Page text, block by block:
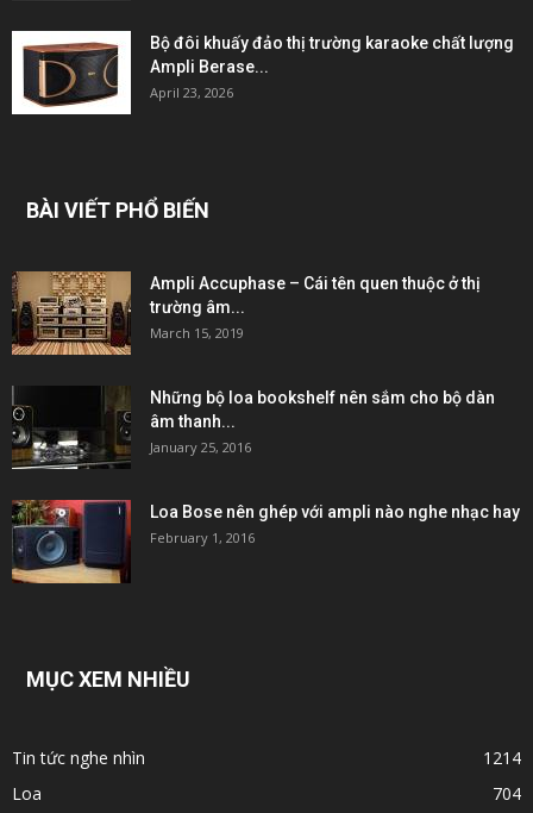
Bộ đôi khuấy đảo thị trường karaoke chất lượng
Ampli Berase...
April 23, 2026
BÀI VIẾT PHỔ BIẾN
Ampli Accuphase – Cái tên quen thuộc ở thị
trường âm...
March 15, 2019
Những bộ loa bookshelf nên sắm cho bộ dàn
âm thanh...
January 25, 2016
Loa Bose nên ghép với ampli nào nghe nhạc hay
February 1, 2016
MỤC XEM NHIỀU
Tin tức nghe nhìn
1214
Loa
704